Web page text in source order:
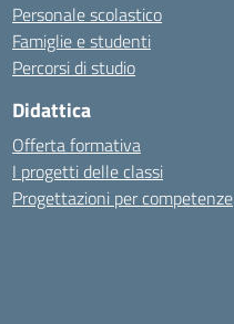
Personale scolastico
Famiglie e studenti
Percorsi di studio
Didattica
Offerta formativa
I progetti delle classi
Progettazioni per competenze